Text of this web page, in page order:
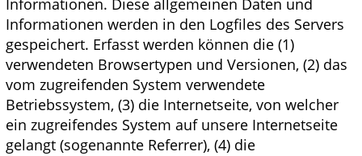
Informationen werden in den Logfiles des Servers
gespeichert. Erfasst werden können die (1)
verwendeten Browsertypen und Versionen, (2) das
vom zugreifenden System verwendete
Betriebssystem, (3) die Internetseite, von welcher
ein zugreifendes System auf unsere Internetseite
gelangt (sogenannte Referrer), (4) die